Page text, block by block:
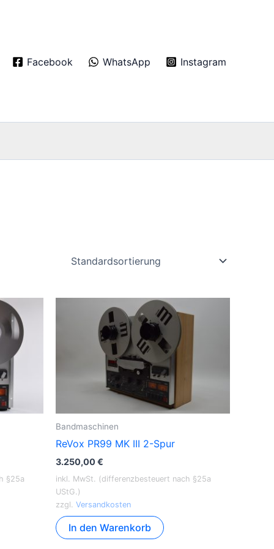
Facebook
WhatsApp Instagram
§25a
Bandmaschinen
ReVox PR99 MK III 2-Spur
3.250,00€
inkl. MwSt. (differenzbesteuert nach §25a
UStG.)
zzgl. Versandkosten
In den Warenkorb